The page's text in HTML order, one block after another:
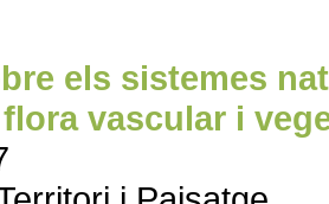
els sistemes
vascular i